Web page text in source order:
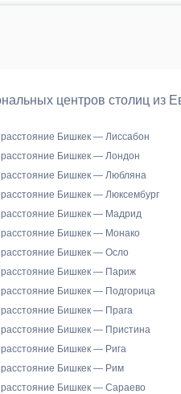
центров столиц из
расстояние Бишкек — Лиссабон
расстояние Бишкек — Лондон
расстояние Бишкек — Любляна
расстояние Бишкек — Люксембург
расстояние Бишкек — Мадрид
расстояние Бишкек — Монако
расстояние Бишкек — Осло
расстояние Бишкек — Париж
расстояние Бишкек — Подгорица
расстояние Бишкек — Прага
расстояние Бишкек — Пристина
расстояние Бишкек — Рига
расстояние Бишкек — Рим
расстояние Бишкек — Сараево